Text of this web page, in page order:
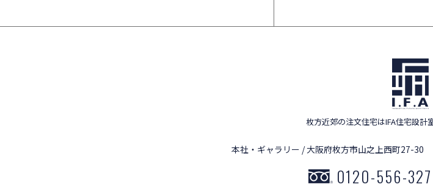
枚方近郊の注文住宅はIFA住宅設計
本社・ギャラリー / 大阪府枚方市山之上西町27-30
0120-556-327